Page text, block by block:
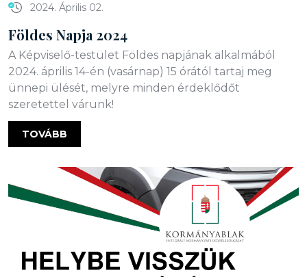
2024. Április 02.
Földes Napja 2024
A Képviselő-testület Földes napjának alkalmából
2024. április 14-én (vasárnap) 15 órától tartaj meg
ünnepi ülését, melyre minden érdeklődőt
szeretettel várunk!
TOVÁBB